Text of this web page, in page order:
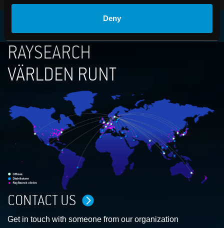
Deny
RAYSEARCH
VÄRLDEN RUNT
CONTACT US
Get in touch with someone from our organization